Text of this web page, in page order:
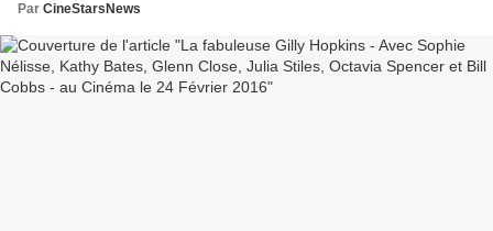
Par CineStarsNews